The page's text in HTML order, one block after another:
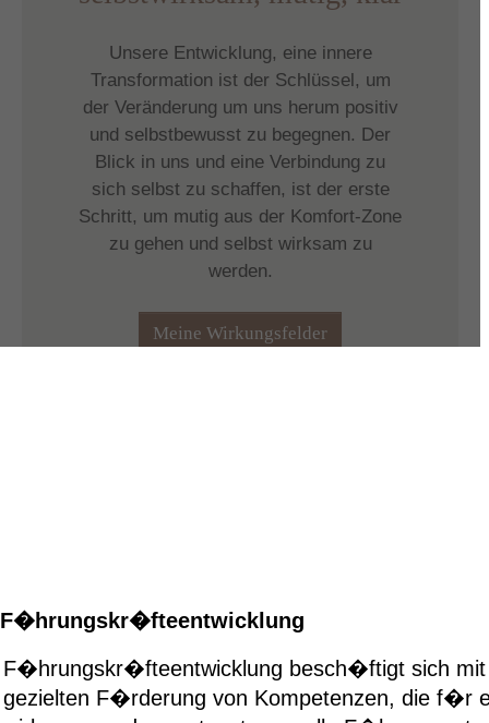
F�hrungskr�fteentwicklung
F�hrungskr�fteentwicklung besch�ftigt sich mit
gezielten F�rderung von Kompetenzen, die f�r